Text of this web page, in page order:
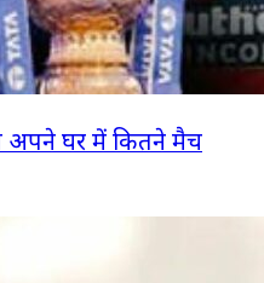
अपने घर में कितने मैच